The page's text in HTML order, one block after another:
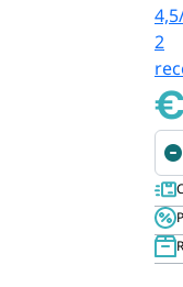
4,5
2
€
6
ad